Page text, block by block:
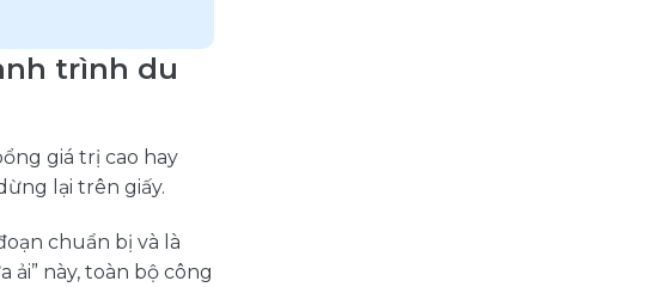
trình du
giá trị cao hay
lại trên giấy.
chuẩn bị và là
này, toàn bộ công